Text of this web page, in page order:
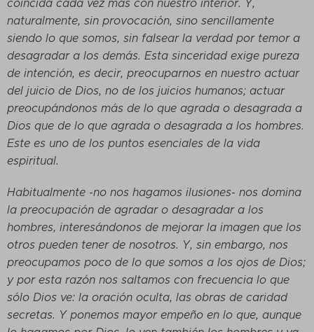
coincida cada vez más con nuestro interior. Y,
naturalmente, sin provocación, sino sencillamente
siendo lo que somos, sin falsear la verdad por temor a
desagradar a los demás. Esta sinceridad exige pureza
de intención, es decir, preocuparnos en nuestro actuar
del juicio de Dios, no de los juicios humanos; actuar
preocupándonos más de lo que agrada o desagrada a
Dios que de lo que agrada o desagrada a los hombres.
Este es uno de los puntos esenciales de la vida
espiritual.
Habitualmente -no nos hagamos ilusiones- nos domina
la preocupación de agradar o desagradar a los
hombres, interesándonos de mejorar la imagen que los
otros pueden tener de nosotros. Y, sin embargo, nos
preocupamos poco de lo que somos a los ojos de Dios;
y por esta razón nos saltamos con frecuencia lo que
sólo Dios ve: la oración oculta, las obras de caridad
secretas. Y ponemos mayor empeño en lo que, aunque